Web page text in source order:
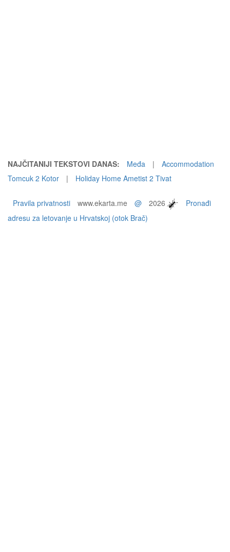
NAJČITANIJI TEKSTOVI DANAS: Međa |
Accommodation
Tomcuk 2 Kotor
| Holiday Home Ametist 2 Tivat
Pravila privatnosti www.ekarta.me @ 2026
Pronađi
adresu za letovanje u Hrvatskoj (otok Brač)